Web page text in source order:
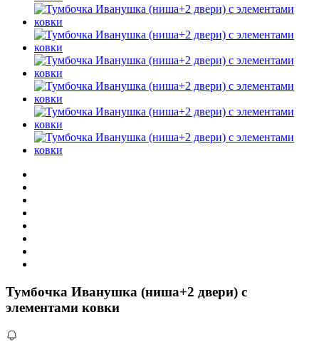
Тумбочка Иванушка (ниша+2 двери) с
элементами ковки